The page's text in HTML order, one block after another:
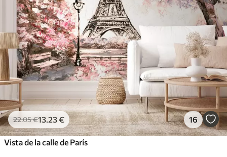
22.05€13 .23€ 16
Vista de la calle de París